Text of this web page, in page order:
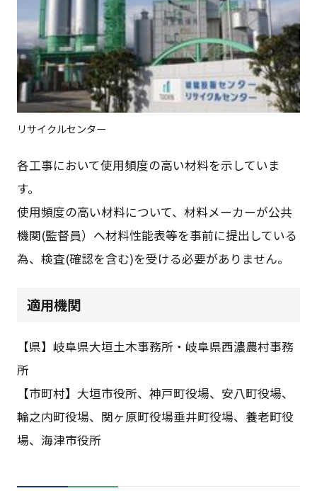
リサイクルセンター
各工事において使用頻度の高い材料を示していま
す。
使用頻度の高い材料について、材料メーカーが公共
機関(監督員）へ材料性能表等を事前に提出している
為、検査(確認を含む)を受ける必要がありません。
適用機関
【県】岐阜県大垣土木事務所・岐阜県西濃農村事務
所
【市町村】大垣市役所、神戸町役場、安八町役場、
輪之内町役場、関ヶ原町役場垂井町役場、養老町役
場、海津市役所